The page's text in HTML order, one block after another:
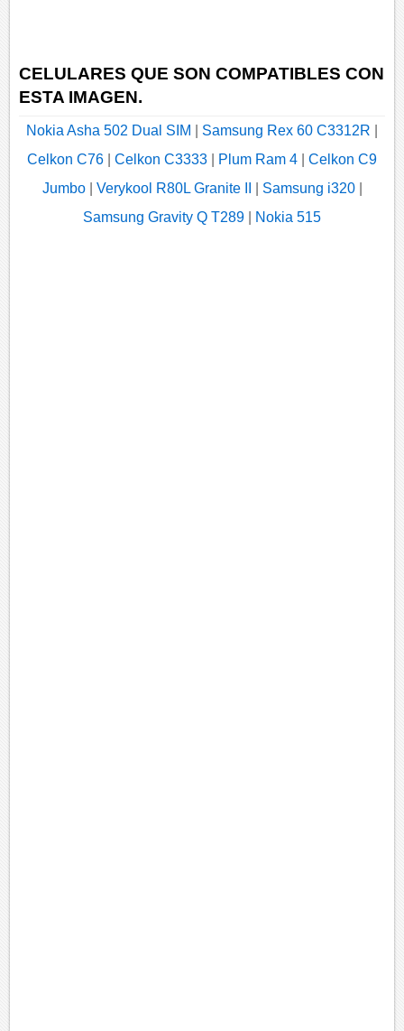
CELULARES QUE SON COMPATIBLES CON
ESTA IMAGEN.
Nokia Asha 502 Dual SIM Samsung Rex 60 C3312R
Celkon C76
Celkon C3333 Plum Ram 4
Celkon C9
Jumbo| Verykool R80L Granite II Samsung i320|
Samsung Gravity Q T289
Nokia 515